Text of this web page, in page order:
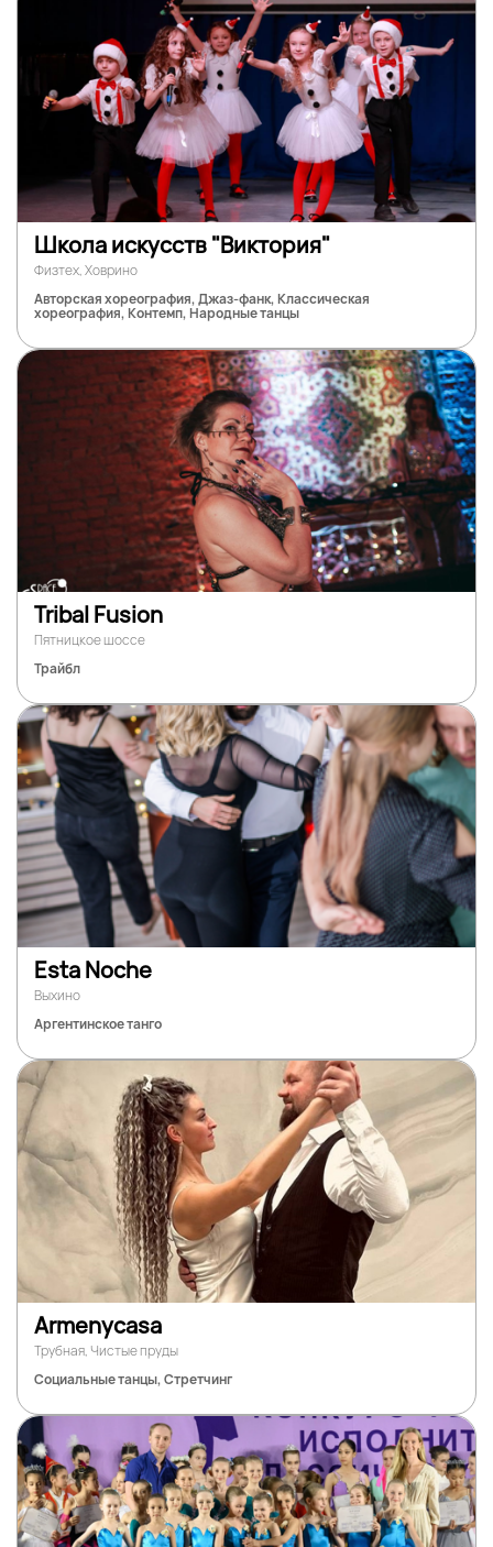
Школа искусств "Виктория"
Физтех, Ховрино
Авторская хореография, Джаз-фанк, Классическая
хореография, Контемп, Народные танцы
Tribal Fusion
Пятницкое шоссе
Трайбл
Esta Noche
Выхино
Аргентинское танго
Armenycasa
Трубная, Чистые пруды
Социальные танцы, Стретчинг